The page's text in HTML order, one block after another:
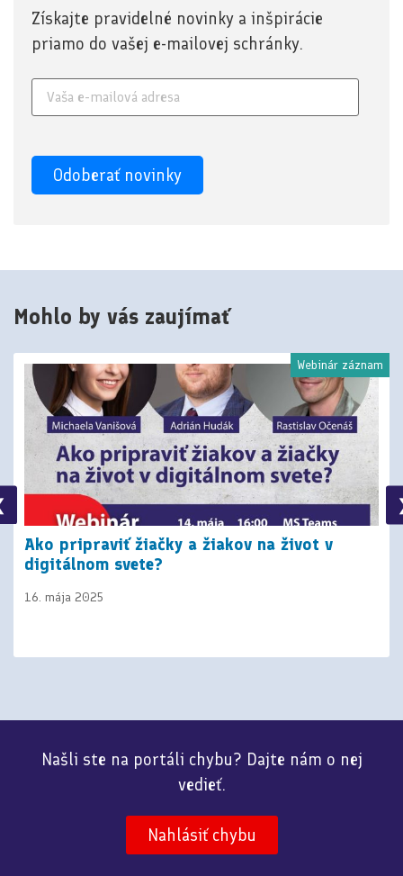
Získajte pravidelné novinky a inšpirácie
priamo do vašej e-mailovej schránky.
Mohlo by vás zaujímať
Webinár záznam
Ako pripraviť žiačky a žiakov na život v
digitálnom svete?
16. mája 2025
Našli ste na portáli chybu? Dajte nám o nej
vedieť.
Nahlásiť chybu